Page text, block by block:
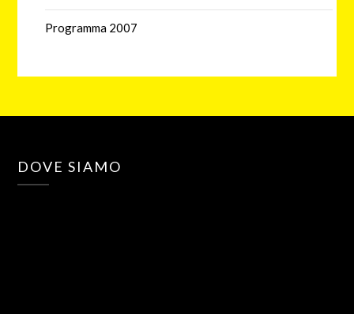
Programma 2007
DOVE SIAMO